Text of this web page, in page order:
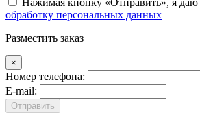
Нажимая кнопку Отправить , я даю
обработку персональных данных
Разместить заказ
×
Номер телефона:
E-mail:
Отправить